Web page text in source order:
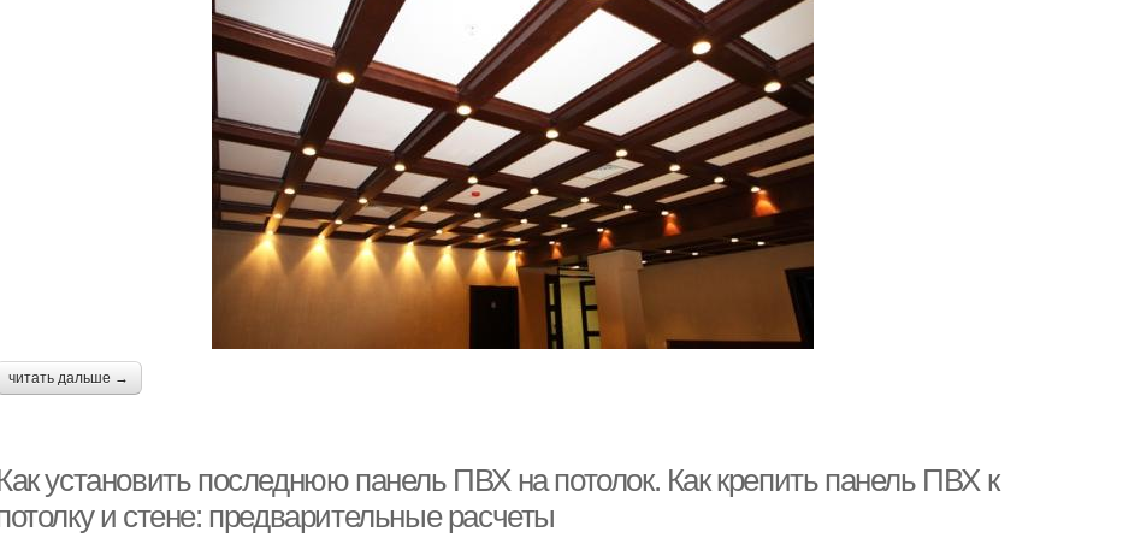
читать дальше →
установить последнюю панель ПВХ на потолок. Как крепить панель ПВХ к
и стене: предварительные расчеты